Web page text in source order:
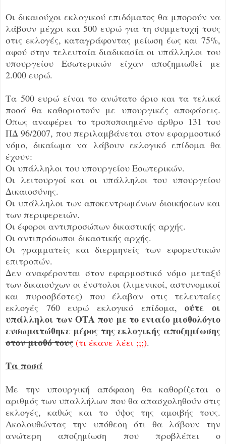
Οι δικαιούχοι εκλογικού επιδόματος θα μπορούν να
λάβουν μέχρι και 500 ευρώ για τη συμμετοχή τους
στις εκλογές, καταγράφοντας μείωση έως και 75%,
αφού στην τελευταία διαδικασία οι υπάλληλοι του
υπουργείου Εσωτερικών είχαν αποζημιωθεί με
2.000 ευρώ.
Τα 500 ευρώ είναι το ανώτατο όριο και τα τελικά
ποσά θα καθοριστούν με υπουργικές αποφάσεις.
Οπως αναφέρει το τροποποιημένο άρθρο 131 του
ΠΔ 96/2007, που περιλαμβάνεται στον εφαρμοστικό
νόμο, δικαίωμα να λάβουν εκλογικό επίδομα θα
έχουν:
Οι υπάλληλοι του υπουργείου Εσωτερικών.
Οι λειτουργοί και οι υπάλληλοι του υπουργείου
Δικαιοσύνης.
Οι υπάλληλοι των αποκεντρωμένων διοικήσεων και
των περιφερειών.
Οι έφοροι αντιπροσώπων δικαστικής αρχής.
Οι αντιπρόσωποι δικαστικής αρχής.
Οι γραμματείς και διερμηνείς των εφορευτικών
επιτροπών.
Δεν αναφέρονται στον εφαρμοστικό νόμο μεταξύ
των δικαιούχων οι ένστολοι (λιμενικοί, αστυνομικοί
και πυροσβέστες) που έλαβαν στις τελευταίες
εκλογές 760 ευρώ εκλογικό επίδομα,ούτε οι
υπάλληλοι των ΟΤΑ που με το ενιαίο μισθολόγιο
ενσωματώθηκε μέρος της εκλογικής αποζημίωσης
στον μισθό τους (τι έκανε λέει ;;;).
Τα ποσά
Με την υπουργική απόφαση θα καθορίζεται ο
αριθμός των υπαλλήλων που θα απασχοληθούν στις
εκλογές, καθώς και το ύψος της αμοιβής τους.
Ακολουθώντας την υπόθεση ότι θα λάβουν την
ανώτερη αποζημίωση που προβλέπει ο